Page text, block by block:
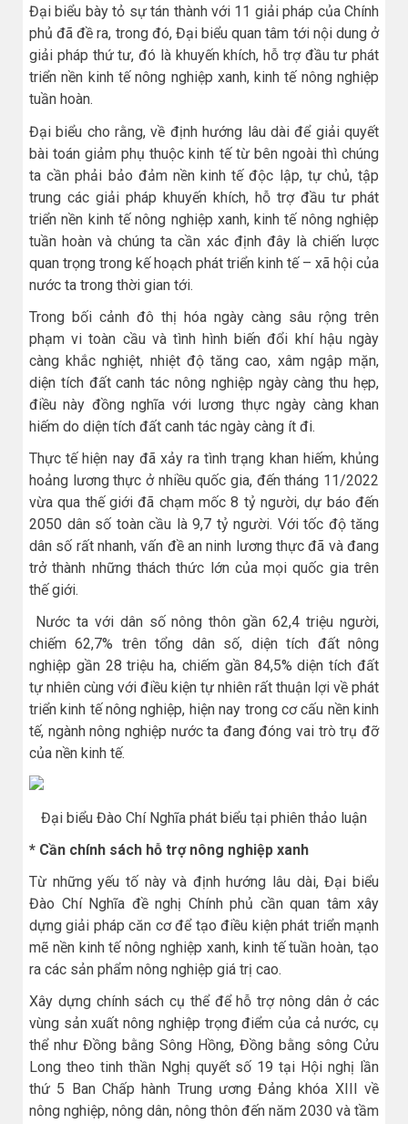
Đại biểu bày tỏ sự tán thành với 11 giải pháp của Chính
phủ đã đề ra, trong đó, Đại biểu quan tâm tới nội dung ở
giải pháp thứ tư, đó là khuyến khích, hỗ trợ đầu tư phát
triển nền kinh tế nông nghiệp xanh, kinh tế nông nghiệp
tuần hoàn.
Đại biểu cho rằng, về định hướng lâu dài để giải quyết
bài toán giảm phụ thuộc kinh tế từ bên ngoài thì chúng
ta cần phải bảo đảm nền kinh tế độc lập, tự chủ, tập
trung các giải pháp khuyến khích, hỗ trợ đầu tư phát
triển nền kinh tế nông nghiệp xanh, kinh tế nông nghiệp
tuần hoàn và chúng ta cần xác định đây là chiến lược
quan trọng trong kế hoạch phát triển kinh tế – xã hội của
nước ta trong thời gian tới.
Trong bối cảnh đô thị hóa ngày càng sâu rộng trên
phạm vi toàn cầu và tình hình biến đổi khí hậu ngày
càng khắc nghiệt, nhiệt độ tăng cao, xâm ngập mặn,
diện tích đất canh tác nông nghiệp ngày càng thu hẹp,
điều này đồng nghĩa với lương thực ngày càng khan
hiếm do diện tích đất canh tác ngày càng ít đi.
Thực tế hiện nay đã xảy ra tình trạng khan hiếm, khủng
hoảng lương thực ở nhiều quốc gia, đến tháng 11/2022
vừa qua thế giới đã chạm mốc 8 tỷ người, dự báo đến
2050 dân số toàn cầu là 9,7 tỷ người. Với tốc độ tăng
dân số rất nhanh, vấn đề an ninh lương thực đã và đang
trở thành những thách thức lớn của mọi quốc gia trên
thế giới.
Nước ta với dân số nông thôn gần 62,4 triệu người,
chiếm 62,7% trên tổng dân số, diện tích đất nông
nghiệp gần 28 triệu ha, chiếm gần 84,5% diện tích đất
tự nhiên cùng với điều kiện tự nhiên rất thuận lợi về phát
triển kinh tế nông nghiệp, hiện nay trong cơ cấu nền kinh
tế, ngành nông nghiệp nước ta đang đóng vai trò trụ đỡ
của nền kinh tế.
Đại biểu Đào Chí Nghĩa phát biểu tại phiên thảo luận
* Cần chính sách hỗ trợ nông nghiệp xanh
Từ những yếu tố này và định hướng lâu dài, Đại biểu
Đào Chí Nghĩa đề nghị Chính phủ cần quan tâm xây
dựng giải pháp căn cơ để tạo điều kiện phát triển mạnh
mẽ nền kinh tế nông nghiệp xanh, kinh tế tuần hoàn, tạo
ra các sản phẩm nông nghiệp giá trị cao.
Xây dựng chính sách cụ thể để hỗ trợ nông dân ở các
vùng sản xuất nông nghiệp trọng điểm của cả nước, cụ
thể như Đồng bằng Sông Hồng, Đồng bằng sông Cửu
Long theo tinh thần Nghị quyết số 19 tại Hội nghị lần
thứ 5 Ban Chấp hành Trung ương Đảng khóa XIII về
nông nghiệp, nông dân, nông thôn đến năm 2030 và tầm